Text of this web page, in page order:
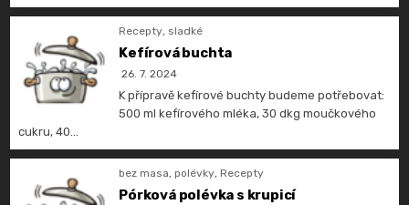
Recepty, sladké
Kefírová buchta
26. 7. 2024
K přípravě kefírové buchty budeme potřebovat:
500 ml kefírového mléka, 30 dkg moučkového
cukru, 40…
bez masa,polévky,Recepty
Pórková polévka s krupicí